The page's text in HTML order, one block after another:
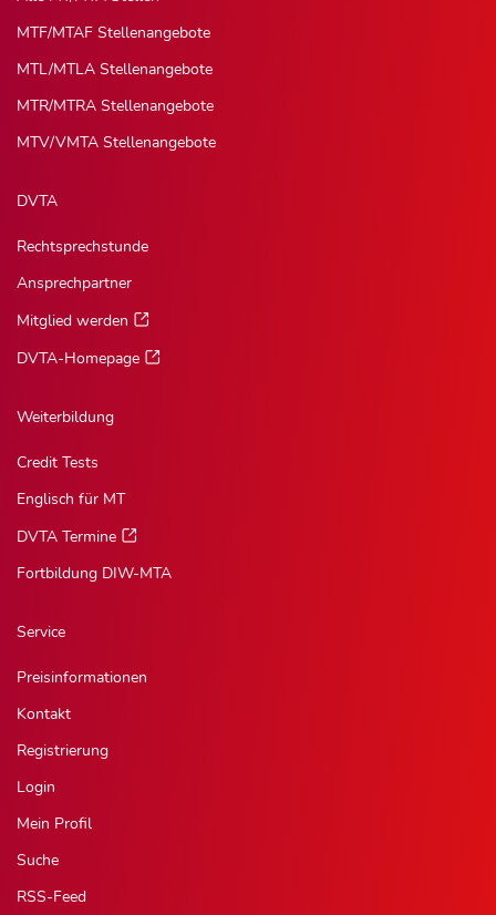
MTF/MTAF Stellenangebote
MTL/MTLA Stellenangebote
MTR/MTRA Stellenangebote
MTV/VMTA Stellenangebote
DVTA
Rechtsprechstunde
Ansprechpartner
Mitglied werden
DVTA-Homepage
Weiterbildung
Credit Tests
Englisch für MT
DVTA Termine
Fortbildung DIW-MTA
Service
Preisinformationen
Kontakt
Registrierung
Login
Mein Profil
Suche
RSS-Feed